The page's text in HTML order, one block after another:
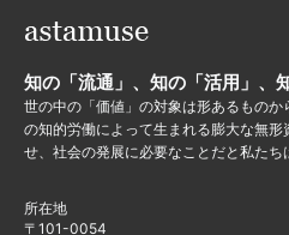
知の「流通」、知の「活用」、
世の中の「価値」の対象は形あるもの
の知的労働によって生まれる膨大な無
せ、社会の発展に必要なことだと私たち
所在地
〒101-0054